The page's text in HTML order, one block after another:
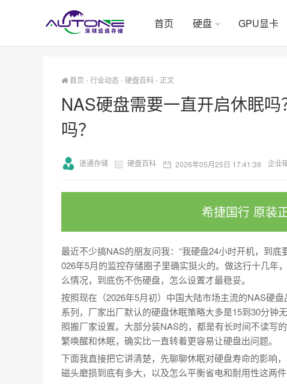
首页 硬盘 GPU显卡
首页 -行业动态-硬盘百科- 正文
NAS硬盘需要一直开启休眠
吗？
道通存储 硬盘百科 2026年05月25日 17:41:39 企业
希捷国行 原装
最近不少搞NAS的朋友问我：“我硬盘24小时开机，到
026年5月的监控存储圈子里确实挺火的。做这行十几
么情况，到底伤不伤硬盘，怎么设置才最稳妥。
按照现在（2026年5月初）中国大陆市场主流的NAS硬
系列，厂家出厂默认的硬盘休眠策略大多是15到30分钟
照搬厂家设置。大部分装NAS的，都是有长时间不读
繁唤醒和休眠，确实比一直转着更容易让硬盘出问题。
下面我直接把它讲清楚，先聊聊休眠对硬盘寿命的影响
磁头磨损到底有多大，以及怎么平衡省电和耐用性这两件